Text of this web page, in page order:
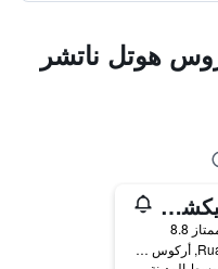
هوتل ناتشر
ريبيرا كوليكشن هوتل باي بيامونت هوتلز
8.8
Rua Dos Milagres, أركوس دي فالديفيز, محافظة فيانا دو كاستيلو, البرتغال